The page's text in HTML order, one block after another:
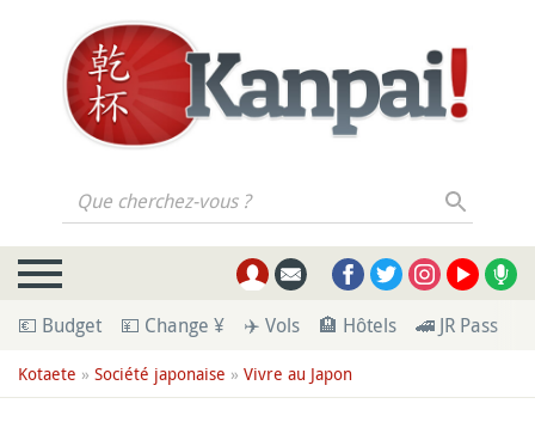
Que cherchez-vous ?
💶 Budget 💴 Change ¥ ✈️ Vols 🏨 Hôtels 🚄 JR Pass
Kotaete » Société japonaise » Vivre au Japon